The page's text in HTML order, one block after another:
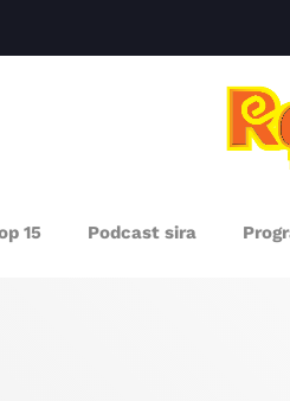
15 Podcast sira